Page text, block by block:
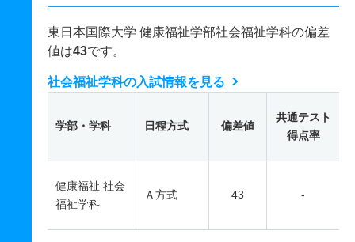
東日本国際大学 健康福祉学部社会福祉学科の偏差
値は43です。
社会福祉学科の入試情報を見る
学部・学科 日程方式 偏差値
共通テスト
得点率
健康福祉 社会
福祉学科
Ａ方式 43 -